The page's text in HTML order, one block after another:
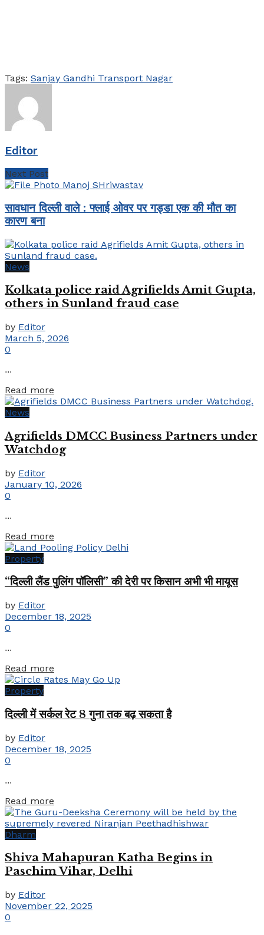
Tags: Sanjay Gandhi Transport Nagar
Editor
Next Post
सावधान दिल्ली वाले : फ्लाई ओवर पर गड्डा एक की मौत का
कारण बना
News
Kolkata police raid Agrifields Amit Gupta,
others in Sunland fraud case
by Editor
March 5, 2026
0
...
Read more
News
Agrifields DMCC Business Partners under
Watchdog
by Editor
January 10, 2026
0
...
Read more
Property
“दिल्ली लैंड पुलिंग पॉलिसी” की देरी पर किसान अभी भी मायूस
by Editor
December 18, 2025
0
...
Read more
Property
दिल्ली में सर्कल रेट 8 गुना तक बढ़ सकता है
by Editor
December 18, 2025
0
...
Read more
Dharm
Shiva Mahapuran Katha Begins in
Paschim Vihar, Delhi
by Editor
November 22, 2025
0